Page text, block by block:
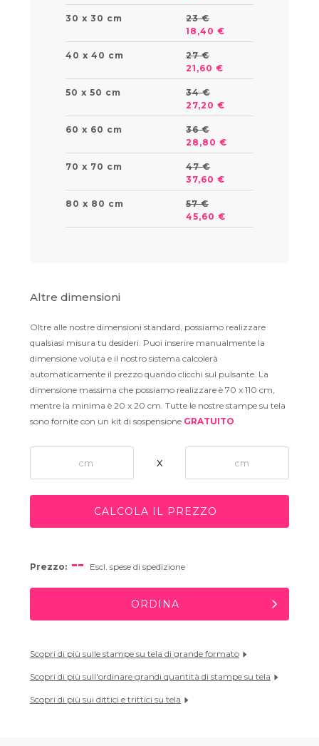
30 x 30 cm
23 €
18,40 €
40 x 40 cm
27 €
21,60 €
50 x 50 cm
34 €
27,20 €
60 x 60 cm
36 €
28,80 €
70 x 70 cm
47 €
37,60 €
80 x 80 cm
57 €
45,60 €
Altre dimensioni
Oltre alle nostre dimensioni standard, possiamo realizzare
qualsiasi misura tu desideri. Puoi inserire manualmente la
dimensione voluta e il nostro sistema calcolerà
automaticamente il prezzo quando clicchi sul pulsante. La
dimensione massima che possiamo realizzare è 70 x 110 cm,
mentre la minima è 20 x 20 cm. Tutte le nostre stampe su tela
sono fornite con un kit di sospensione GRATUITO.
X
CALCOLA IL PREZZO
Prezzo: -- Escl. spese di spedizione
ORDINA
Scopri di più sulle stampe su tela di grande formato
Scopri di più sull'ordinare grandi quantità di stampe su tela
Scopri di più sui dittici e trittici su tela